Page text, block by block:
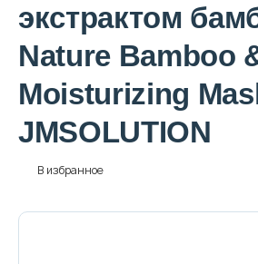
*OVERSTOCK -30%
Уход за лицом
экстрактом
Nature Bamboo
Moisturizing
JMSOLUTION
В избранное